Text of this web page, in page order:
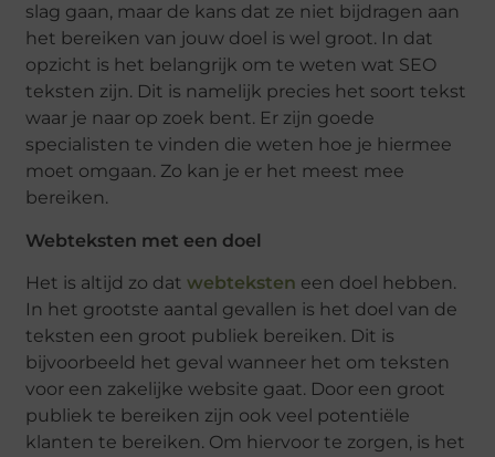
slag gaan, maar de kans dat ze niet bijdragen aan
het bereiken van jouw doel is wel groot. In dat
opzicht is het belangrijk om te weten wat SEO
teksten zijn. Dit is namelijk precies het soort tekst
waar je naar op zoek bent. Er zijn goede
specialisten te vinden die weten hoe je hiermee
moet omgaan. Zo kan je er het meest mee
bereiken.
Webteksten met een doel
Het is altijd zo datwebteksten een doel hebben.
In het grootste aantal gevallen is het doel van de
teksten een groot publiek bereiken. Dit is
bijvoorbeeld het geval wanneer het om teksten
voor een zakelijke website gaat. Door een groot
publiek te bereiken zijn ook veel potentiële
klanten te bereiken. Om hiervoor te zorgen, is het